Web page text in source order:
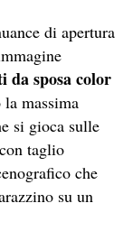
di apertura
da sposa color
massima
si gioca sulle
taglio
che
su un